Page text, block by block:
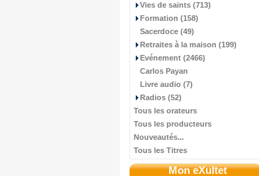
Vies de saints (713)
Formation (158)
Sacerdoce (49)
Retraites à la maison (199)
Evénement (2466)
Carlos Payan
Livre audio (7)
Radios (52)
Tous les orateurs
Tous les producteurs
Nouveautés...
Tous les Titres
Mon eXultet